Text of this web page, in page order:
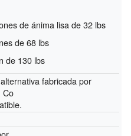
de ánima lisa de 32 lbs
de 68 lbs
de 130 lbs
fabricada por
Co